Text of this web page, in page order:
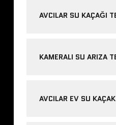
AVCILAR SU KAÇAĞI
KAMERALI SU ARIZA
AVCILAR EV SU